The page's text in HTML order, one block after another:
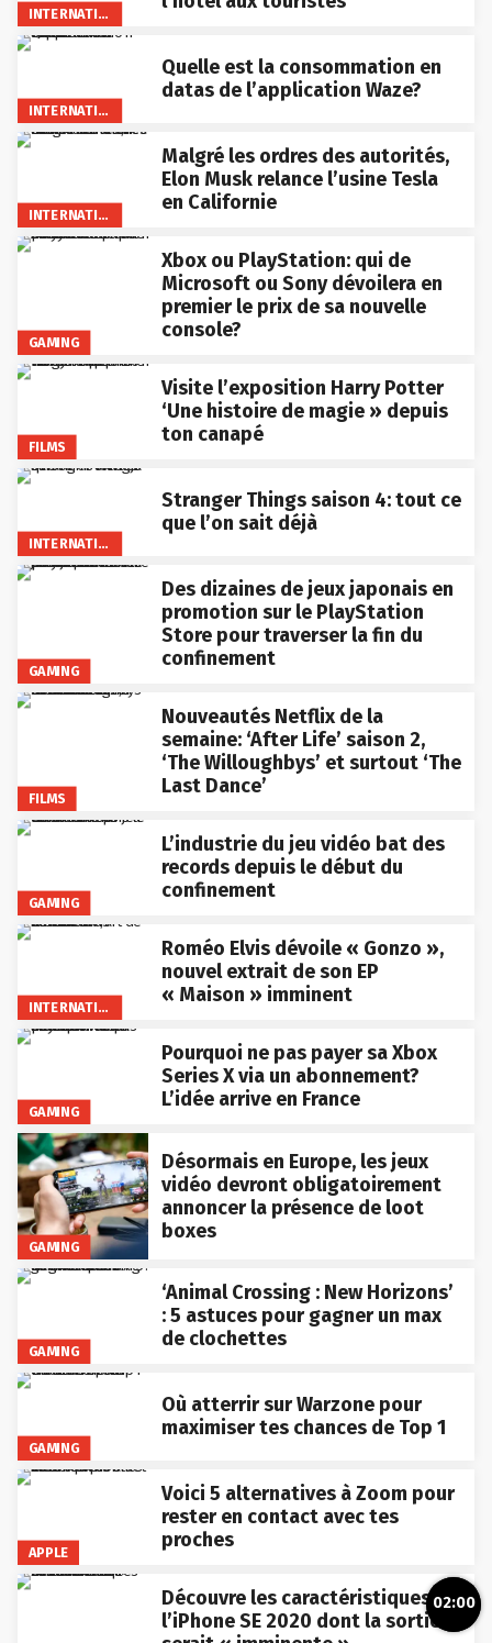
INTERNATIONAL
INTERNATIONAL
Quelle est la consommation en
datas de l’application Waze?
INTERNATIONAL
Malgré les ordres des autorités,
Elon Musk relance l’usine Tesla
en Californie
GAMING
Xbox ou PlayStation: qui de
Microsoft ou Sony dévoilera en
premier le prix de sa nouvelle
console?
FILMS
Visite l’exposition Harry Potter
‘Une histoire de magie » depuis
ton canapé
INTERNATIONAL
Stranger Things saison 4: tout ce
que l’on sait déjà
GAMING
Des dizaines de jeux japonais en
promotion sur le PlayStation
Store pour traverser la fin du
confinement
FILMS
Nouveautés Netflix de la
semaine: ‘After Life’ saison 2,
‘The Willoughbys’ et surtout ‘The
Last Dance’
GAMING
L’industrie du jeu vidéo bat des
records depuis le début du
confinement
INTERNATIONAL
Roméo Elvis dévoile « Gonzo »,
nouvel extrait de son EP
« Maison » imminent
GAMING
Pourquoi ne pas payer sa Xbox
Series X via un abonnement?
L’idée arrive en France
GAMING
Désormais en Europe, les jeux
vidéo devront obligatoirement
annoncer la présence de loot
boxes
GAMING
‘Animal Crossing : New Horizons’
: 5 astuces pour gagner un max
de clochettes
GAMING
Où atterrir sur Warzone pour
maximiser tes chances de Top 1
APPLE
Voici 5 alternatives à Zoom pour
rester en contact avec tes
proches
Découvre les caractéristiques de
l’iPhone SE 2020 dont la sortie
02:00